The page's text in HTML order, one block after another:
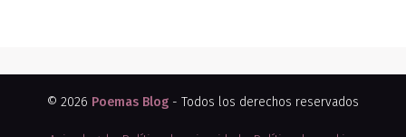
© 2026 Poemas Blog - Todos los derechos reservados